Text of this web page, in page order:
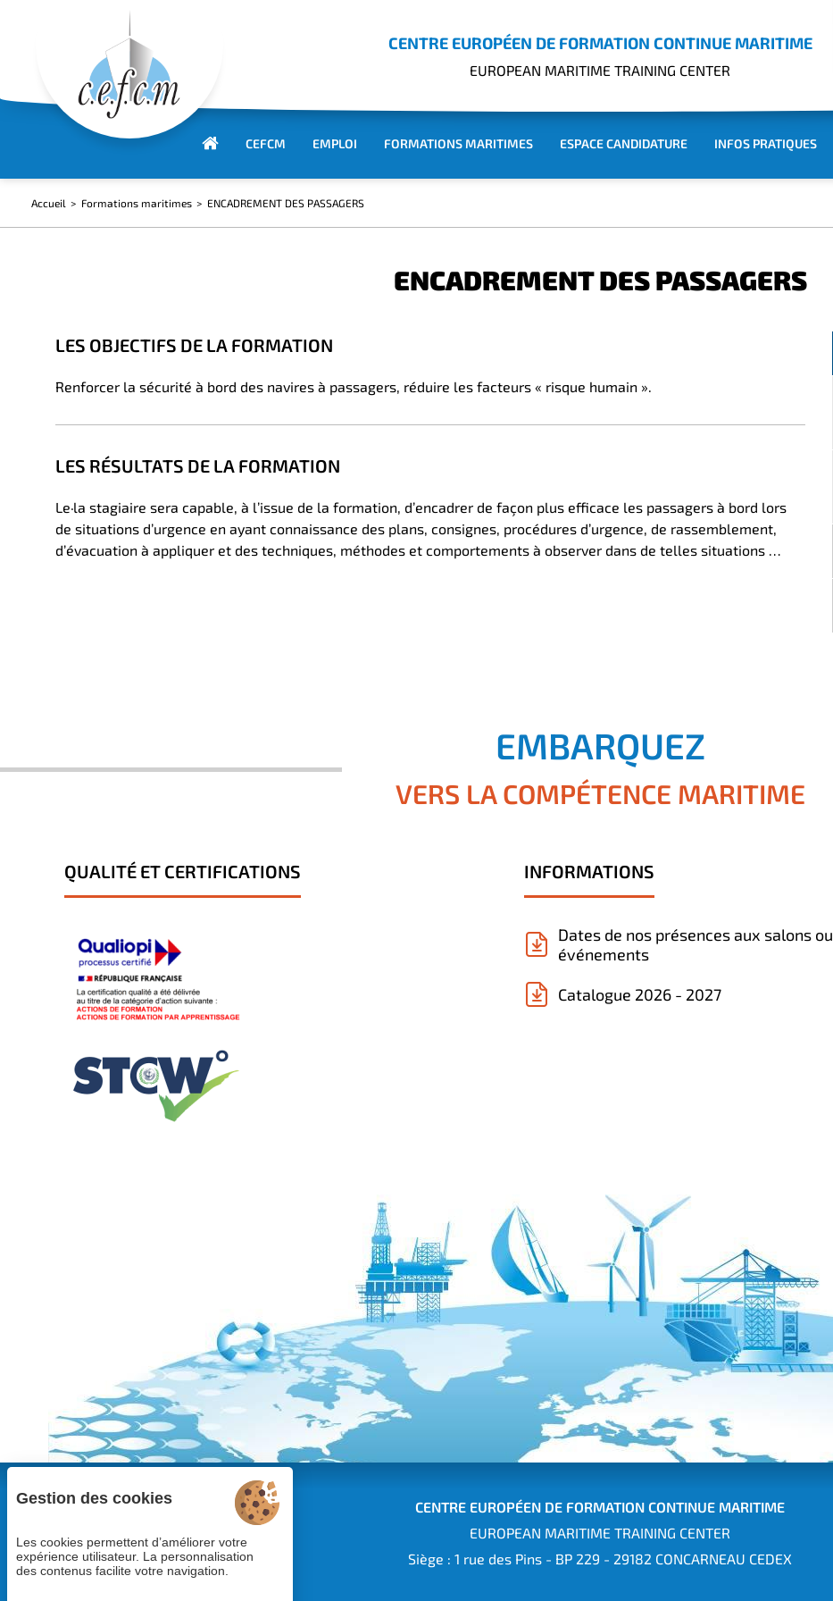
CENTRE EUROPÉEN DE FORMATION CONTINUE MARITIME
EUROPEAN MARITIME TRAINING CENTER
CEFCM EMPLOI FORMATIONS MARITIMES ESPACE CANDIDATURE INFOS PRATIQUES
Accueil Formations maritimes ENCADREMENT DES PASSAGERS
ENCADREMENT DES PASSAGERS
LES OBJECTIFS DE LA FORMATION
Renforcer la sécurité à bord des navires à passagers, réduire les facteurs « risque humain ».
LES RÉSULTATS DE LA FORMATION
Le·la stagiaire sera capable, à l’issue de la formation, d’encadrer de façon plus efficace les passagers à bord lors
de situations d’urgence en ayant connaissance des plans, consignes, procédures d’urgence, de rassemblement,
d’évacuation à appliquer et des techniques, méthodes et comportements à observer dans de telles situations …
EMBARQUEZ
VERS LA COMPÉTENCE MARITIME
QUALITÉ ET CERTIFICATIONS INFORMATIONS
Dates de nos présences aux salons ou
événements
Catalogue 2026 - 2027
CENTRE EUROPÉEN DE FORMATION CONTINUE MARITIME
EUROPEAN MARITIME TRAINING CENTER
Siège : 1 rue des Pins - BP 229 - 29182 CONCARNEAU CEDEX
Gestion des cookies
Les cookies permettent d’améliorer votre
expérience utilisateur. La personnalisation
des contenus facilite votre navigation.